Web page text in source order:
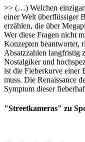
>> (…) Welchen
einer Welt überflüssiger
erzählen, die über
Wer diese Fragen nicht
Konzepten beantwortet,
Absatzzahlen langfristig
Nostalgiker und
ist die Fieberkurve einer
muss. Die Renaissance
Symptom dieser
"Streetkameras" zu